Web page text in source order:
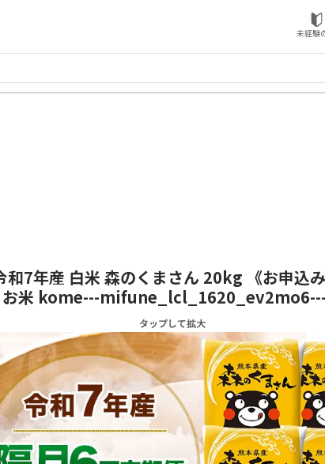
未経験
和7年産 白米 森のくまさん 20kg 《お申込
お米 kome---mifune_lcl_1620_ev2mo6---
タップして拡大